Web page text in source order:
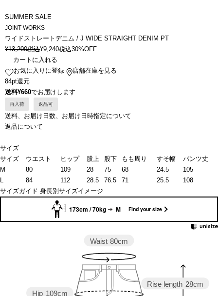
SUMMER SALE
JOINT WORKS
ワイドストレートデニム / J WIDE STRAIGHT DENIM PT
¥13,200税込¥9,240税込30%OFF
カートに入れる
お気に入りに登録
店舗在庫を見る
84pt還元
送料¥660でお届けします
再入荷 返品可
送料、お届け日数、お届け日時指定について
返品について
サイズ
サイズ
ウエスト ヒップ 股上 股下 もも周り すそ幅
パンツ丈
M
80 109 28 75 68 24.5
105
L
84 112 28.5 76.5 71 25.5
108
サイズガイド 身長別サイズイメージ
173cm / 70kg M Find your size
Rise length 28cm
Hip 109cm
Waist 80cm